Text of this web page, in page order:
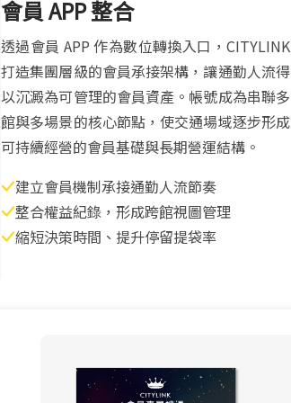
會員 APP 整合
透過會員 APP 作為數位轉換入口，CITYLINK
打造集團層級的會員承接架構，讓通勤人流得
以沉澱為可管理的會員資產。帳號成為串聯多
館與多場景的核心節點，使交通場域逐步形成
可持續經營的會員基礎與長期營運結構。
建立會員機制承接通勤人流節奏
整合權益紀錄，形成跨館視圖管理
縮短決策時間、提升停留提袋率